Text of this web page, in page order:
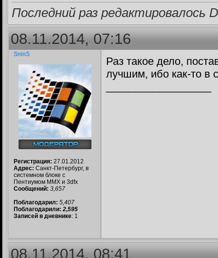
Последний раз редактировалось
08.11.2014, 07:16
SninS
Регистрация: 27.01.2012
Адрес: Санкт-Петербург, в
системном блоке с
Пентиумом MMX и 3dfx
Сообщений: 3,657
Поблагодарил: 5,407
Поблагодарили: 2,595
Записей в дневнике: 1
Раз такое дело,
лучшим, ибо как-то в
08.11.2014, 08:41